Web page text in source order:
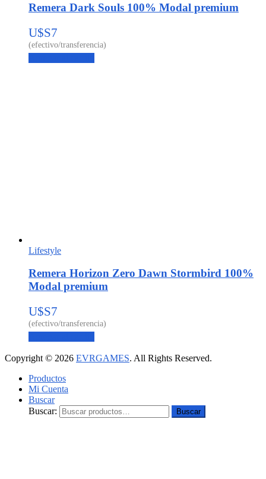
Remera Dark Souls 100% Modal premium
U$S7
Lifestyle
Remera Horizon Zero Dawn Stormbird 100%
Modal premium
U$S7
Copyright © 2026 EVRGAMES. All Rights Reserved.
Productos
Mi Cuenta
Buscar
Buscar:
Buscar